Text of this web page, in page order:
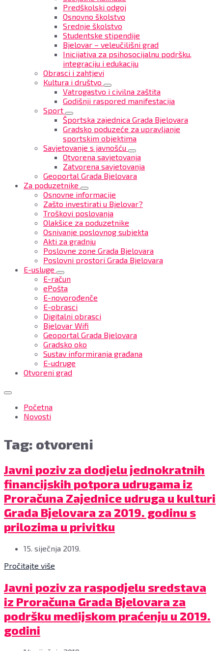
Predškolski odgoj
Osnovno školstvo
Srednje školstvo
Studentske stipendije
Bjelovar – veleučilišni grad
Inicijativa za psihosocijalnu podršku,
integraciju i edukaciju
Obrasci i zahtjevi
Kultura i društvo
Vatrogastvo i civilna zaštita
Godišnji raspored manifestacija
Sport
Športska zajednica Grada Bjelovara
Gradsko poduzeće za upravljanje
sportskim objektima
Savjetovanje s javnošću
Otvorena savjetovanja
Zatvorena savjetovanja
Geoportal Grada Bjelovara
Za poduzetnike
Osnovne informacije
Zašto investirati u Bjelovar?
Troškovi poslovanja
Olakšice za poduzetnike
Osnivanje poslovnog subjekta
Akti za gradnju
Poslovne zone Grada Bjelovara
Poslovni prostori Grada Bjelovara
E-usluge
E-račun
ePošta
E-novorođenče
E-obrasci
Digitalni obrasci
Bjelovar Wifi
Geoportal Grada Bjelovara
Gradsko oko
Sustav informiranja građana
E-udruge
Otvoreni grad
Početna
Novosti
Tag: otvoreni
Javni poziv za dodjelu jednokratnih
financijskih potpora udrugama iz
Proračuna Zajednice udruga u kulturi
Grada Bjelovara za 2019. godinu s
prilozima u privitku
15. siječnja 2019.
Pročitajte više
Javni poziv za raspodjelu sredstava
iz Proračuna Grada Bjelovara za
podršku medijskom praćenju u 2019.
godini